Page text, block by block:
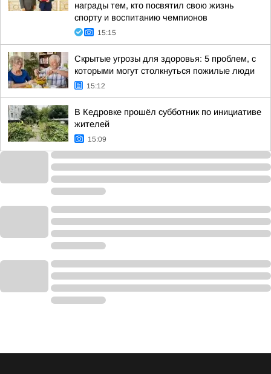
награды тем, кто посвятил свою жизнь
спорту и воспитанию чемпионов
15:15
Скрытые угрозы для здоровья: 5 проблем, с
которыми могут столкнуться пожилые люди
15:12
В Кедровке прошёл субботник по инициативе
жителей
15:09